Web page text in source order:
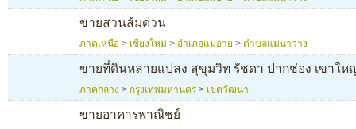
ขายสวนส้มด่วน
ภาคเหนือ > เชียงใหม่ > อำเภอแม่อาย > ตำบลแม่นาวาง
ขายที่ดินหลายแปลง สุขุมวิท รัชดา ปากช่อง เขาให
ภาคกลาง > กรุงเทพมหานคร > เขตวัฒนา
ขายอาคารพาณิชย์